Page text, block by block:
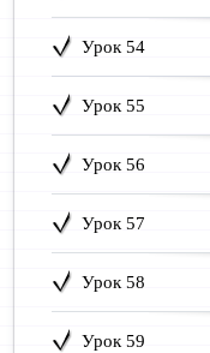
Урок 54
Урок 55
Урок 56
Урок 57
Урок 58
Урок 59